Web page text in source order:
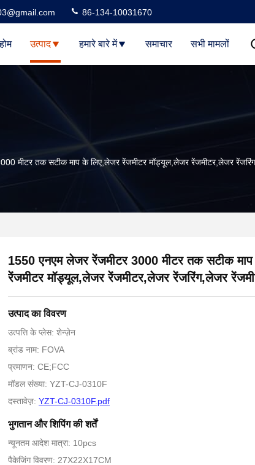
86-134-10031670
उत्पाद हमारे बारे में समाचार सभी मामलों
मीटर तक सटीक माप के लिए,लेजर रेंजमीटर मॉड्यूल,लेजर रेंजमीटर,लेजर
1550 एनएम लेजर रेंजमीटर 3000 मीटर तक सटीक
रेंजमीटर मॉड्यूल,लेजर रेंजमीटर,लेजर रेंजरिंग,लेजर
उत्पाद का विवरण
उत्पत्ति के प्लेस: शेन्ज़ेन
ब्रांड नाम: FOVA
प्रमाणन: CE;FCC
मॉडल संख्या: YZT-CJ-0310F
दस्तावेज़: YZT-CJ-0310F.pdf
भुगतान और शिपिंग की शर्तें
न्यूनतम आदेश मात्रा: 10pcs
पैकेजिंग विवरण: 27X22X17CM